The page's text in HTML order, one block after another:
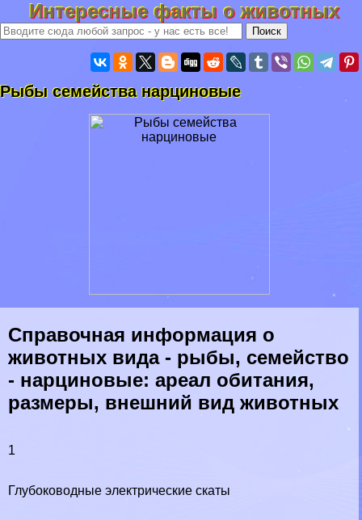
Интересные факты о животных
Рыбы семейства нарциновые
Справочная информация о
животных вида - рыбы, семейство
- нарциновые: ареал обитания,
размеры, внешний вид животных
1
Глубоководные электрические скаты